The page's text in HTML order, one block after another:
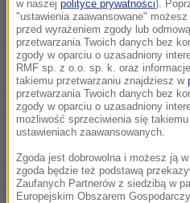
Sprzedaż odpadów z
dwóch i pół procent
sprzedawano je
chętnie je kupowali. Chodzi
mieli stare piece i
zainteresowania
wykorzystywane do
środowisko, były najtańsze
w naszej polityce prywatności).
"ustawienia zaawansowane"
przed wyrażeniem zgody lub
przetwarzania Twoich danych bez
zgody w oparciu o uzasadniony
RMF sp. z o.o. sp. k. oraz
takiemu przetwarzaniu znajdziesz w
przetwarzania Twoich danych bez
zgody w oparciu o uzasadniony
możliwość sprzeciwienia się
ustawieniach zaawansowanych.
Zgoda jest dobrowolna i możesz ją
zgoda będzie też podstawą
Zaufanych Partnerów z siedzibą w
Europejskim Obszarem